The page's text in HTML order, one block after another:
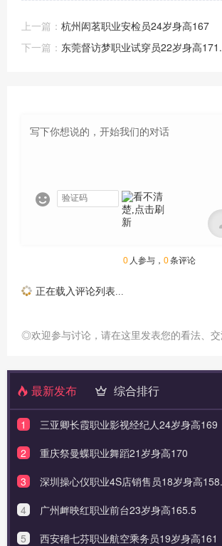
上一篇： 杭州闳茗职业安检员24岁身高167
下一篇： 东莞督访梦职业试穿员22岁身高

0 人参与， 0条评论
正在载入评论列表...
◎欢迎参与讨论，请在这里发表您的看法、交
最新发布 综合排行
1
三亚卿长霞职业影视经纪人24岁身高169
2
重庆祭曼蝶职业舞蹈21岁身高170
3
深圳操心仪职业4S店销售员18岁身高
4
广州衅映红职业前台23岁身高165.5
5
西安稽七芬职业航空乘务员19岁身高161